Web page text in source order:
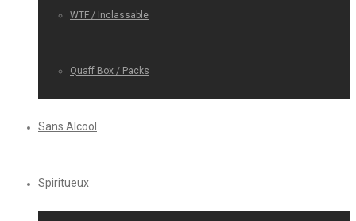
WTF / Inclassable
Quaff Box / Packs
Sans Alcool
Spiritueux